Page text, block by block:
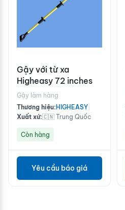
Gậy với từ xa
Higheasy 72 inches
Gậy làm hàng
Thương hiệu: HIGHEASY
Xuất xứ:🇨🇳 Trung Quốc
Còn hàng
Yêu cầu báo giá